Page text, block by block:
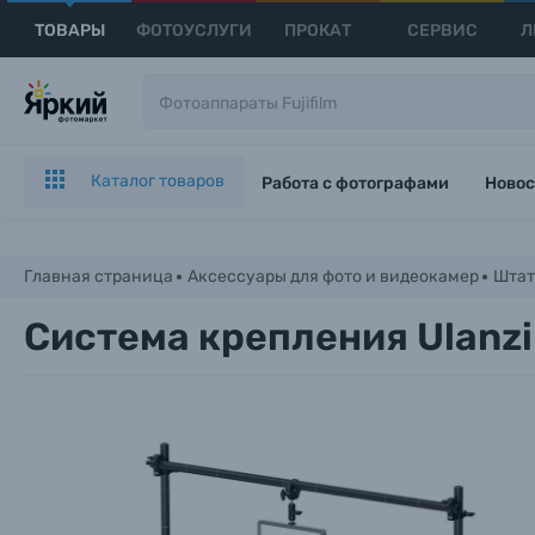
ТОВАРЫ ФОТОУСЛУГИ ПРОКАТ СЕРВИС
Каталог товаров Работа с фотографами
Главная страница Аксессуары для фото и видеокамер
Cистема крепления